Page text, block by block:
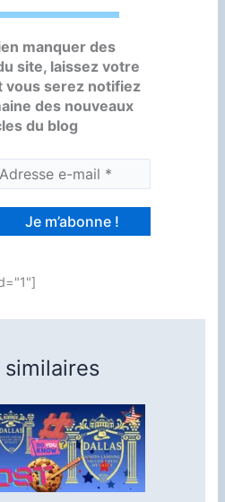
manquer des
site, laissez votre
vous serez notifiez
des nouveaux
du blog